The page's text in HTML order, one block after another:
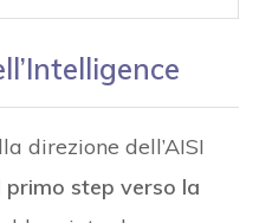
direzione dell’AISI
primo step verso la